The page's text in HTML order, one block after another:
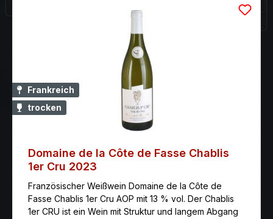
sich der reinsortige Gewürztraminer intensiv gelb mit
betörende Duftexplosion von tropischen Früchten,
Zitrusfrüchten und Gewürzen. Am Gaumen sehr
komplex, aromatisch, kräftig und dicht. Im Abgang
außergewöhnlich frisch mit reifer Säure. Dieser Wein
passt besonders gut zu würzigen Gerichten wie
asiatischen Speisen oder scharfen Käsesorten wie
Roquefort oder Munster. Er sollte bei einer
Temperatur von etwa 8-10 Grad Celsius serviert
zu bringen.
Frankreich
trocken
Domaine de la Côte de Fasse Chablis
1er Cru 2023
Französischer Weißwein Domaine de la Côte de
Fasse Chablis 1er Cru AOP mit 13 % vol. Der Chablis
1er CRU ist ein Wein mit Struktur und langem Abgang